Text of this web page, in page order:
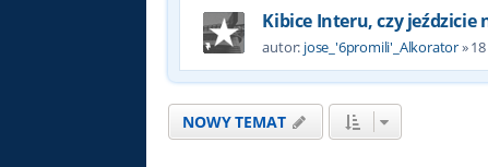
Kibice Interu, czy jeździcie
autor: jose_'6promili'_Alkorator»
NOWY TEMAT